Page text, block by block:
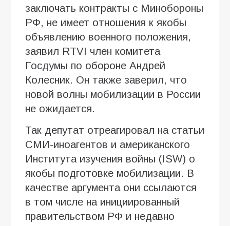
заключать контракты с Минобороны
РФ, не имеет отношения к якобы
объявлению военного положения,
заявил RTVI член комитета
Госдумы по обороне Андрей
Колесник. Он также заверил, что
новой волны мобилизации в России
не ожидается.
Так депутат отреагировал на статьи
СМИ-иноагентов и американского
Института изучения войны (ISW) о
якобы подготовке мобилизации. В
качестве аргумента они ссылаются
в том числе на инициированный
правительством РФ и недавно